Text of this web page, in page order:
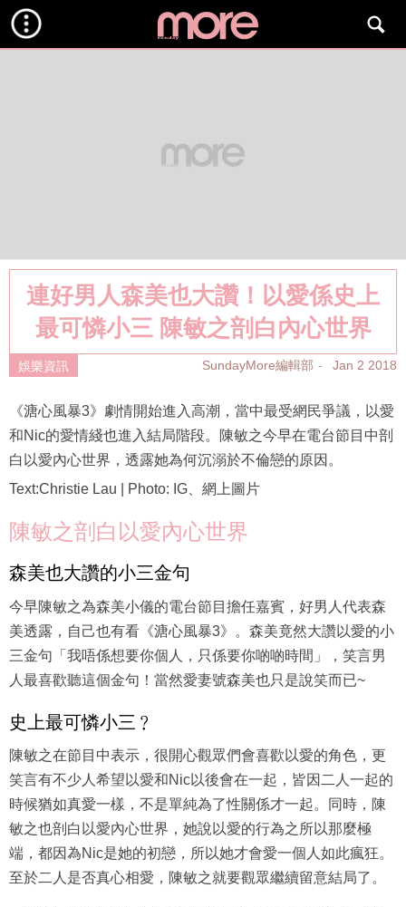
連好男人森美也大讚！以愛係史上
最可憐小三 陳敏之剖白內心世界
娛樂資訊 SundayMore編輯部 Jan 2 2018
《溏心風暴3》劇情開始進入高潮，當中最受網民爭議，以愛
和Nic的愛情綫也進入結局階段。陳敏之今早在電台節目中剖
白以愛內心世界，透露她為何沉溺於不倫戀的原因。
Text:Christie Lau | Photo: IG、網上圖片
陳敏之剖白以愛內心世界
森美也大讚的小三金句
今早陳敏之為森美小儀的電台節目擔任嘉賓，好男人代表森
美透露，自己也有看《溏心風暴3》。森美竟然大讚以愛的小
三金句「我唔係想要你個人，只係要你啲啲時間」，笑言男
人最喜歡聽這個金句！當然愛妻號森美也只是說笑而已~
史上最可憐小三﹖
陳敏之在節目中表示，很開心觀眾們會喜歡以愛的角色，更
笑言有不少人希望以愛和Nic以後會在一起，皆因二人一起的
時候猶如真愛一樣，不是單純為了性關係才一起。同時，陳
敏之也剖白以愛內心世界，她說以愛的行為之所以那麼極
端，都因為Nic是她的初戀，所以她才會愛一個人如此瘋狂。
至於二人是否真心相愛，陳敏之就要觀眾繼續留意結局了。